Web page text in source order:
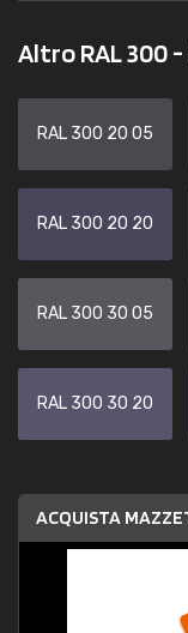
Altro RAL 300
RAL 300 20 05
RAL 300 20 20
RAL 300 30 05
RAL 300 30 20
ACQUISTA